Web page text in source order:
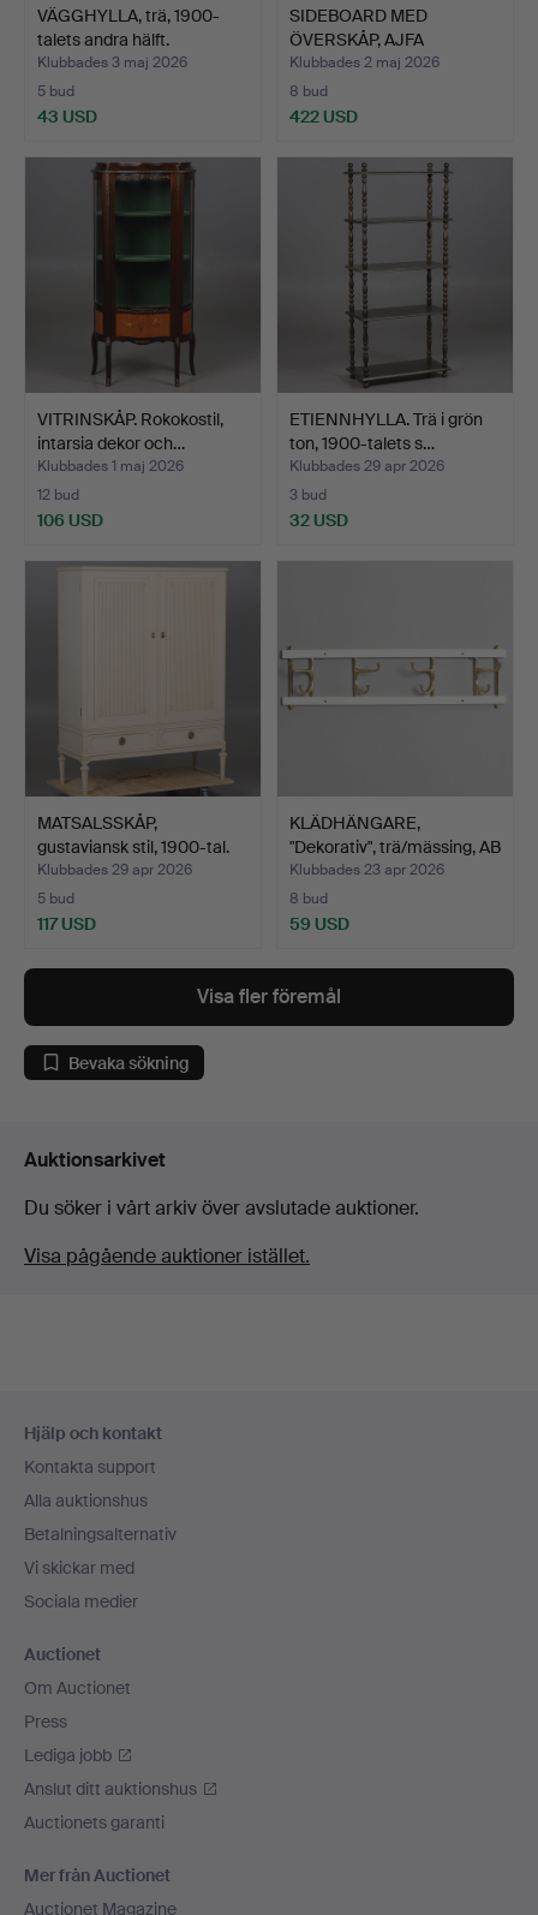
VÄGGHYLLA, trä, 1900-
talets andra hälft.
Klubbades 3 maj 2026
5 bud
43 USD
SIDEBOARD MED
ÖVERSKÅP, AJFA
MÖBELFABRIK, …
Klubbades 2 maj 2026
8 bud
422 USD
VITRINSKÅP. Rokokostil,
intarsia dekor och…
Klubbades 1 maj 2026
12 bud
106 USD
ETIENNHYLLA. Trä i grön
ton, 1900-talets s…
Klubbades 29 apr 2026
3 bud
32 USD
MATSALSSKÅP,
gustaviansk stil, 1900-tal.
Klubbades 29 apr 2026
5 bud
117 USD
KLÄDHÄNGARE,
"Dekorativ", trä/mässing, AB
…
Klubbades 23 apr 2026
8 bud
59 USD
Visa fler föremål
Bevaka sökning
Auktionsarkivet
Du söker i vårt arkiv över avslutade auktioner.
Visa pågående auktioner istället.
Hjälp och kontakt
Kontakta support
Alla auktionshus
Betalningsalternativ
Vi skickar med
Sociala medier
Auctionet
Om Auctionet
Press
Lediga jobb
Anslut ditt auktionshus
Auctionets garanti
Mer från Auctionet
Auctionet Magazine